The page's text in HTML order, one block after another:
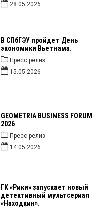
28.05.2026
В СПбГЭУ пройдет День
экономики Вьетнама.
Пресс релиз
15.05.2026
GEOMETRIA BUSINESS FORUM
2026
Пресс релиз
14.05.2026
ГК «Рики» запускает новый
детективный мультсериал
«Находкин».